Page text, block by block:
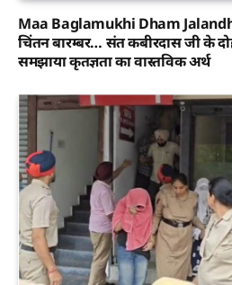
Maa Baglamukhi Dham
चिंतन बारम्बर… संत कबीरदास जी के
समझाया कृतज्ञता का वास्तविक अर्थ